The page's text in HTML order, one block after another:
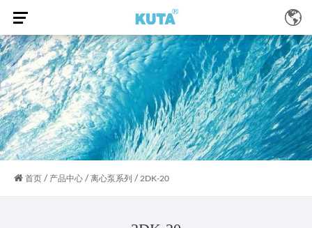
首页 / 产品中心 / 离心泵系列 / 2DK-20